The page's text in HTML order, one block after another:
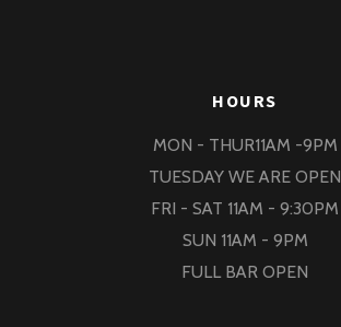
HOURS
MON - THUR11AM -9PM
TUESDAY WE ARE OPEN
FRI - SAT 11AM - 9:30PM
SUN 11AM - 9PM
FULL BAR OPEN